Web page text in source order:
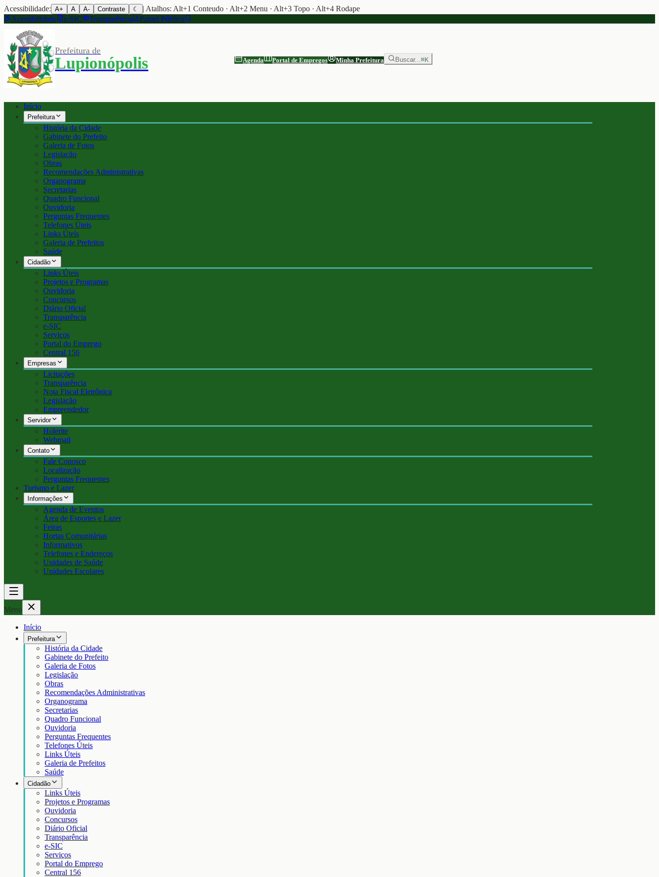
Acessibilidade: A+ A A- Contraste ☾
| Atalhos: Alt+1 Conteudo · Alt+2 Menu · Alt+3 Topo · Alt+4 Rodape
Acessibilidade
e-SIC Transparência Painel Público
Prefeitura de
Lupionópolis Agenda Portal de Empregos Minha Prefeitura Buscar...⌘K
Início
Prefeitura
História da Cidade
Gabinete do Prefeito
Galeria de Fotos
Legislação
Obras
Recomendações Administrativas
Organograma
Secretarias
Quadro Funcional
Ouvidoria
Perguntas Frequentes
Telefones Úteis
Links Úteis
Galeria de Prefeitos
Saúde
Cidadão
Links Úteis
Projetos e Programas
Ouvidoria
Concursos
Diário Oficial
Transparência
e-SIC
Serviços
Portal do Emprego
Central 156
Empresas
Licitações
Transparência
Nota Fiscal Eletrônica
Legislação
Empreendedor
Servidor
Holerite
Webmail
Contato
Fale Conosco
Localização
Perguntas Frequentes
Turismo e Lazer
Informações
Agenda de Eventos
Área de Esportes e Lazer
Feiras
Hortas Comunitárias
Informativos
Telefones e Endereços
Unidades de Saúde
Unidades Escolares
Menu
Início
Prefeitura
História da Cidade
Gabinete do Prefeito
Galeria de Fotos
Legislação
Obras
Recomendações Administrativas
Organograma
Secretarias
Quadro Funcional
Ouvidoria
Perguntas Frequentes
Telefones Úteis
Links Úteis
Galeria de Prefeitos
Saúde
Cidadão
Links Úteis
Projetos e Programas
Ouvidoria
Concursos
Diário Oficial
Transparência
e-SIC
Serviços
Portal do Emprego
Central 156